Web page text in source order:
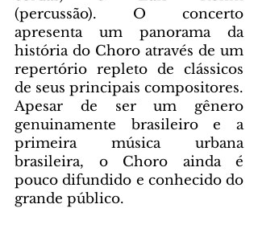
(percussão). O concerto
apresenta um panorama da
história do Choro através de um
repertório repleto de clássicos
de seus principais compositores.
Apesar de ser um gênero
genuinamente brasileiro e a
primeira música urbana
brasileira, o Choro ainda é
pouco difundido e conhecido do
grande público.